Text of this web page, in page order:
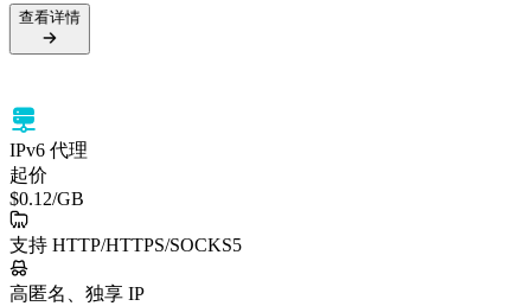
查看详情
IPv6 代理
起价
$0.12/GB
支持 HTTP/HTTPS/SOCKS5
高匿名、独享 IP